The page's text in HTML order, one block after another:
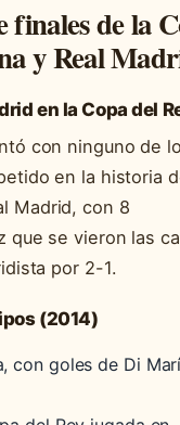
finales de la
y Real
en la Copa del
con ninguno de
en la historia
Madrid, con 8
que se vieron las
por 2-1.
(2014)
con goles de Di